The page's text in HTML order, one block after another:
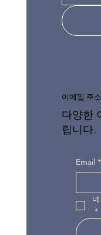
이메일 주
다양한
립니다.
Email *
*